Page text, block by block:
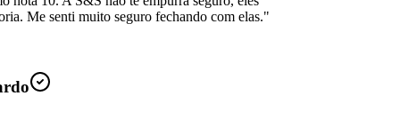
Me senti muito seguro fechando com elas."